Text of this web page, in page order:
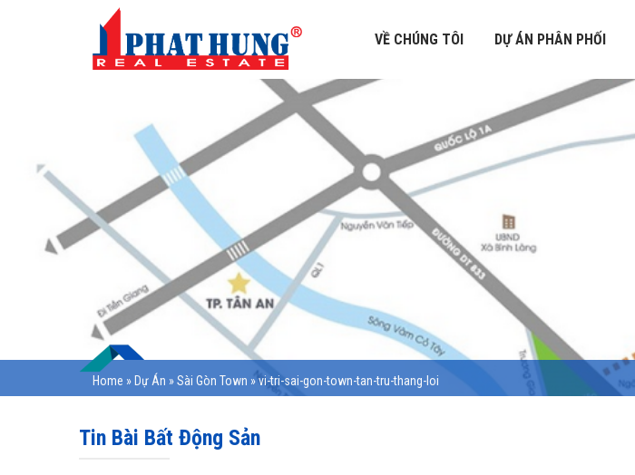
VỀ CHÚNG TÔI DỰ ÁN PHÂN PHỐI
Home » Dự Án »Sài Gòn Town »vi-tri-sai-gon-town-tan-tru-thang-loi
Tin Bài Bất Động Sản